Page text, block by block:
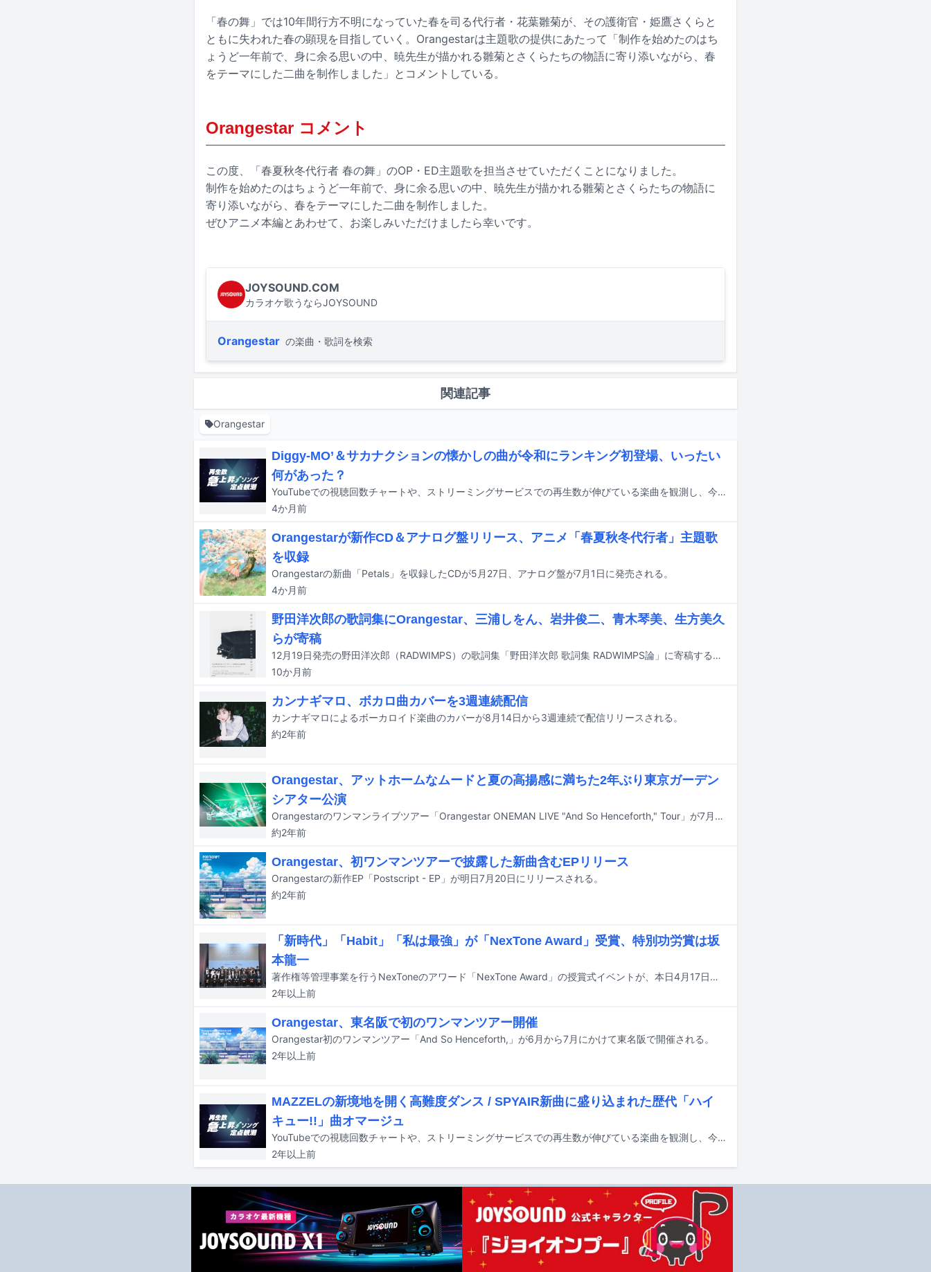
「春の舞」では10年間行方不明になっていた春を司る代行者・花葉雛菊が、その護衛官・姫鷹さくらと
ともに失われた春の顕現を目指していく。Orangestarは主題歌の提供にあたって「制作を始めたのはち
ょうど一年前で、身に余る思いの中、暁先生が描かれる雛菊とさくらたちの物語に寄り添いながら、春
をテーマにした二曲を制作しました」とコメントしている。
Orangestar コメント
この度、「春夏秋冬代行者 春の舞」のOP・ED主題歌を担当させていただくことになりました。
制作を始めたのはちょうど一年前で、身に余る思いの中、暁先生が描かれる雛菊とさくらたちの物語に
寄り添いながら、春をテーマにした二曲を制作しました。
ぜひアニメ本編とあわせて、お楽しみいただけましたら幸いです。
JOYSOUND.COM
カラオケ歌うならJOYSOUND
Orangestar の楽曲・歌詞を検索
関連記事
Orangestar
Diggy-MO’＆サカナクションの懐かしの曲が令和にランキング初登場、いったい
何があった？
YouTubeでの視聴回数チャートや、ストリーミングサービスでの再生数が伸びている楽曲を観測し、今何が注目されているのかを解説する週イチ連載「再生数急上昇ソング定点観測」。今週はYouTubeで4月10日から4月16日にかけて集計されたミュージックビデオランキングの中から要注目トピックをピックアップします。
4か月前
Orangestarが新作CD＆アナログ盤リリース、アニメ「春夏秋冬代行者」主題歌
を収録
Orangestarの新曲「Petals」を収録したCDが5月27日、アナログ盤が7月1日に発売される。
4か月前
野田洋次郎の歌詞集にOrangestar、三浦しをん、岩井俊二、青木琴美、生方美久
らが寄稿
12月19日発売の野田洋次郎（RADWIMPS）の歌詞集「野田洋次郎 歌詞集 RADWIMPS論」に寄稿する8人が発表された。
10か月前
カンナギマロ、ボカロ曲カバーを3週連続配信
カンナギマロによるボーカロイド楽曲のカバーが8月14日から3週連続で配信リリースされる。
約2年前
Orangestar、アットホームなムードと夏の高揚感に満ちた2年ぶり東京ガーデン
シアター公演
Orangestarのワンマンライブツアー「Orangestar ONEMAN LIVE "And So Henceforth," Tour」が7月19日に東京・東京ガーデンシアターで最終日を迎えた。東名阪で行われた公演のうち、この記事ではファイナル公演の模様をレポートする。
約2年前
Orangestar、初ワンマンツアーで披露した新曲含むEPリリース
Orangestarの新作EP「Postscript - EP」が明日7月20日にリリースされる。
約2年前
「新時代」「Habit」「私は最強」が「NexTone Award」受賞、特別功労賞は坂
本龍一
著作権等管理事業を行うNexToneのアワード「NexTone Award」の授賞式イベントが、本日4月17日に東京・EX THEATER ROPPONGIで行われた。
2年以上前
Orangestar、東名阪で初のワンマンツアー開催
Orangestar初のワンマンツアー「And So Henceforth,」が6月から7月にかけて東名阪で開催される。
2年以上前
MAZZELの新境地を開く高難度ダンス / SPYAIR新曲に盛り込まれた歴代「ハイ
キュー!!」曲オマージュ
YouTubeでの視聴回数チャートや、ストリーミングサービスでの再生数が伸びている楽曲を観測し、今何が注目されているのかを解説する週刊連載「再生数急上昇ソング定点観測」。今週はYouTubeで2月16日から2月22日にかけて集計されたミュージックビデオランキングの中から要注目トピックをピックアップします。
2年以上前